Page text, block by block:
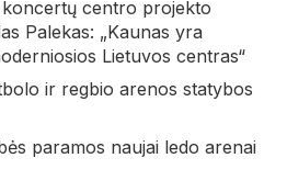
centro projekto
Palekas: „Kaunas yra
Lietuvos centras“
ir regbio arenos statybos
paramos naujai ledo arenai